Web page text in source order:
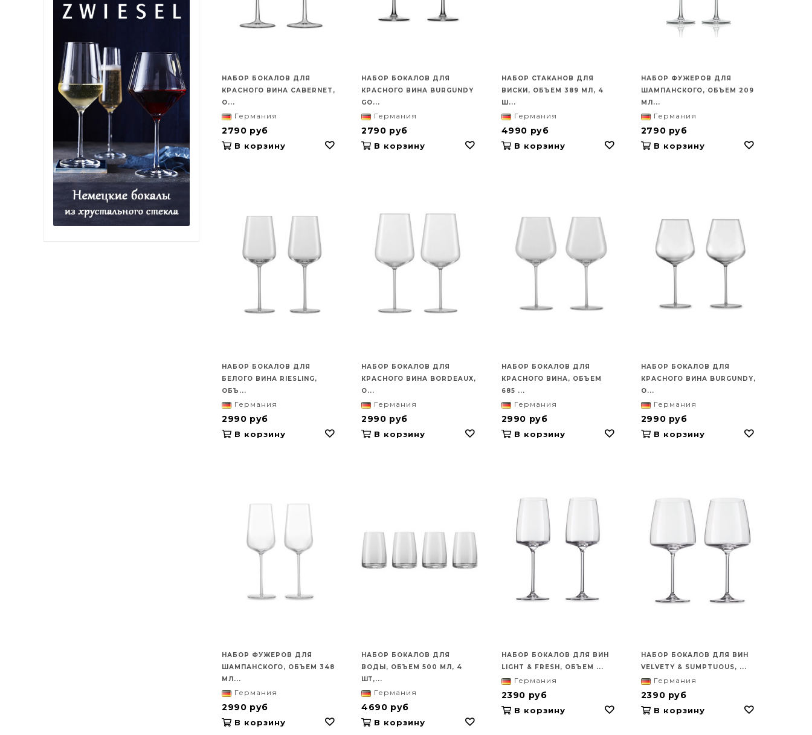
НАБОР БОКАЛОВ ДЛЯ
КРАСНОГО ВИНА CABERNET,
О...
Германия
2790 руб
В корзину
НАБОР БОКАЛОВ ДЛЯ
КРАСНОГО ВИНА BURGUNDY
GO...
Германия
2790 руб
В корзину
НАБОР СТАКАНОВ ДЛЯ
ВИСКИ, ОБЪЕМ 389 МЛ, 4
Ш...
Германия
4990 руб
В корзину
НАБОР ФУЖЕРОВ ДЛЯ
ШАМПАНСКОГО, ОБЪЕМ 209
МЛ...
Германия
2790 руб
В корзину
НАБОР БОКАЛОВ ДЛЯ
БЕЛОГО ВИНА RIESLING,
ОБЪ...
Германия
2990 руб
В корзину
НАБОР БОКАЛОВ ДЛЯ
КРАСНОГО ВИНА BORDEAUX,
О...
Германия
2990 руб
В корзину
НАБОР БОКАЛОВ ДЛЯ
КРАСНОГО ВИНА, ОБЪЕМ
685 ...
Германия
2990 руб
В корзину
НАБОР БОКАЛОВ ДЛЯ
КРАСНОГО ВИНА BURGUNDY,
О...
Германия
2990 руб
В корзину
НАБОР ФУЖЕРОВ ДЛЯ
ШАМПАНСКОГО, ОБЪЕМ 348
МЛ...
Германия
2990 руб
В корзину
НАБОР БОКАЛОВ ДЛЯ
ВОДЫ, ОБЪЕМ 500 МЛ, 4
ШТ,...
Германия
4690 руб
В корзину
НАБОР БОКАЛОВ ДЛЯ ВИН
LIGHT & FRESH, ОБЪЕМ ...
Германия
2390 руб
В корзину
НАБОР БОКАЛОВ ДЛЯ ВИН
VELVETY & SUMPTUOUS, ...
Германия
2390 руб
В корзину